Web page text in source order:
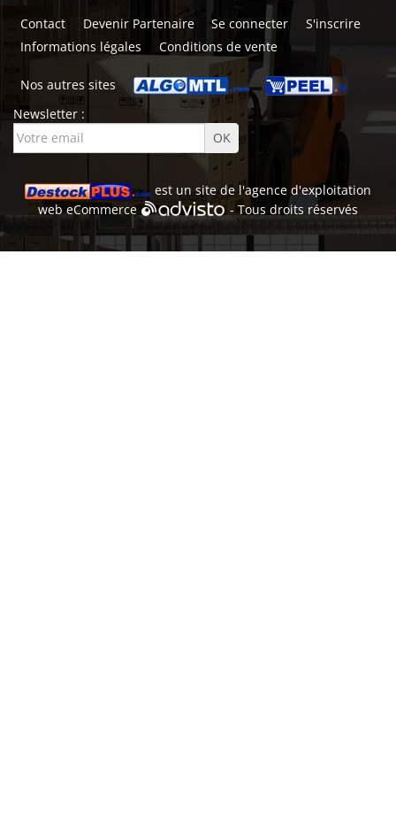
Contact Devenir Partenaire Se connecter
S'inscrire
Informations légales
Conditions de vente
Nos autres sites
Newsletter :
est un site de l'agence d'exploitation
webeCommerce - Tous droits réservés